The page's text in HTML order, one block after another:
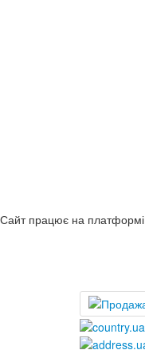
Сайт працює на платформі